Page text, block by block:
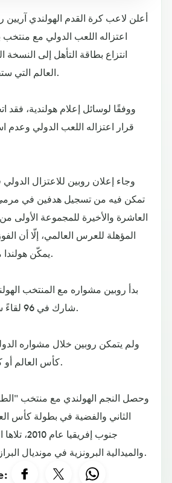
أعلن لاعب كرة القدم الهولندي آريين
اعتزاله اللعب الدولي مع
انتزاع بطاقة التأهل إلى
العالم التي ستقام في روسيا 2018.
قرار اعتزاله اللعب الدولي وعدم
وجاء إعلان روبين للاعتزال
تمكن فيه من تسجيل هدفين في
العاشرة والأخيرة للمجموعة الأولى
المؤهلة للعرس العالمي، إلّا أن
يمكّن هولندا من التأهل للمونديال.
شارك في 96 لقاءً سجل خلالها 37 هدفًا.
ولم يتمكن روبين خلال مشواره
كأس العالم أو كأس الأمم الأوروبية.
وحصل النجم الهولندي مع منتخب
الثاني والفضية في بطولة كأس
جنوب
والميدالية البرونزية في مونديال البرازيل الأخير عام 2014.